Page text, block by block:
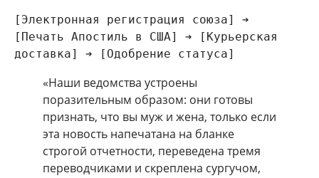
[Электронная регистрация союза] ➔
[Печать Апостиль в США] ➔ [Курьерская
«Наши ведомства устроены
поразительным образом: они готовы
признать, что вы муж и жена, только если
эта новость напечатана на бланке
строгой отчетности, переведена тремя
переводчиками и скреплена сургучом,